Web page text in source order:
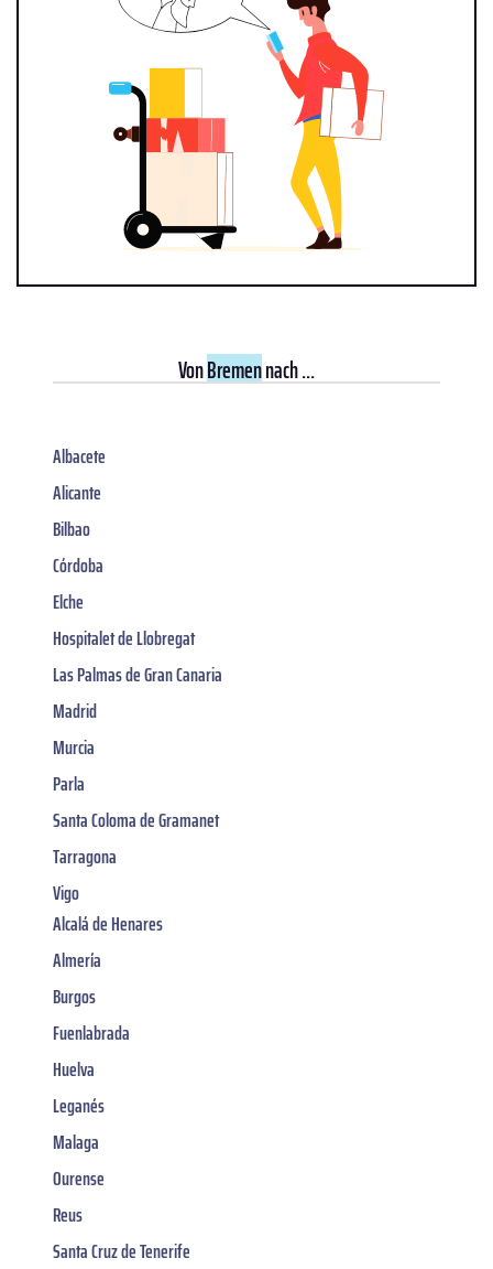
VonBremennach ...
Albacete
Alicante
Bilbao
Córdoba
Elche
Hospitalet de Llobregat
Las Palmas de Gran Canaria
Madrid
Murcia
Parla
Santa Coloma de Gramanet
Tarragona
Vigo
Alcalá de Henares
Almería
Burgos
Fuenlabrada
Huelva
Leganés
Malaga
Ourense
Reus
Santa Cruz de Tenerife